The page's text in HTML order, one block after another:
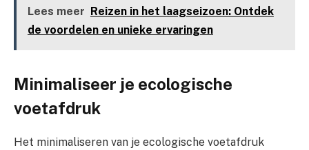
Lees meer Reizen in het laagseizoen: Ontdek
de voordelen en unieke ervaringen
Minimaliseer je ecologische
voetafdruk
Het minimaliseren van je ecologische voetafdruk